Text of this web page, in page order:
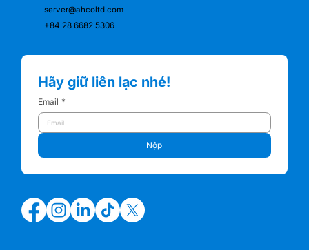
server@ahcoltd.com
+84 28 6682 5306
Hãy giữ liên lạc nhé!
Email *
Nộp